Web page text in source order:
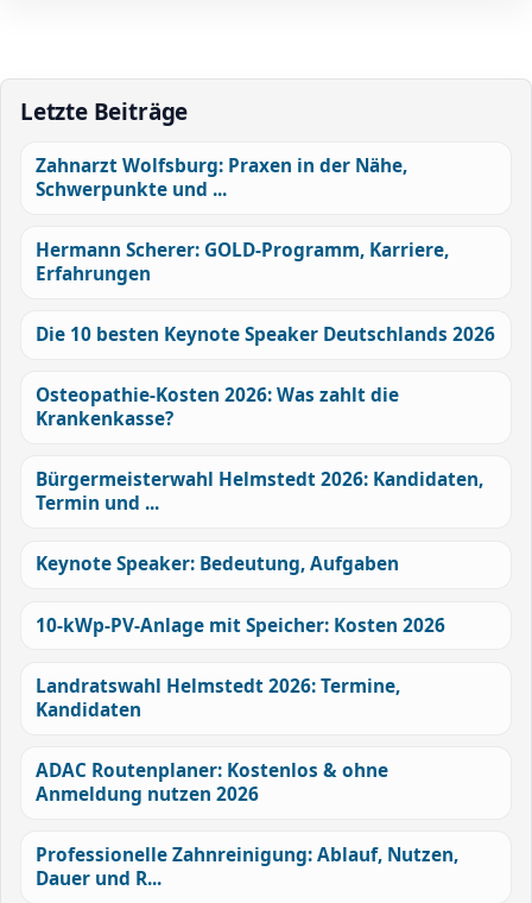
Letzte Beiträge
Zahnarzt Wolfsburg: Praxen in der Nähe,
Schwerpunkte und ...
Hermann Scherer: GOLD-Programm, Karriere,
Erfahrungen
Die 10 besten Keynote Speaker Deutschlands 2026
Osteopathie-Kosten 2026: Was zahlt die
Krankenkasse?
Bürgermeisterwahl Helmstedt 2026: Kandidaten,
Termin und ...
Keynote Speaker: Bedeutung, Aufgaben
10-kWp-PV-Anlage mit Speicher: Kosten 2026
Landratswahl Helmstedt 2026: Termine,
Kandidaten
ADAC Routenplaner: Kostenlos & ohne
Anmeldung nutzen 2026
Professionelle Zahnreinigung: Ablauf, Nutzen,
Dauer und R...